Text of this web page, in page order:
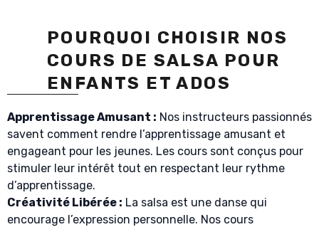
POURQUOI CHOISIR NOS
COURS DE SALSA POUR
ENFANTS ET ADOS
Apprentissage Amusant : Nos instructeurs passionnés
savent comment rendre l’apprentissage amusant et
engageant pour les jeunes. Les cours sont conçus pour
stimuler leur intérêt tout en respectant leur rythme
d’apprentissage.
Créativité Libérée : La salsa est une danse qui
encourage l’expression personnelle. Nos cours